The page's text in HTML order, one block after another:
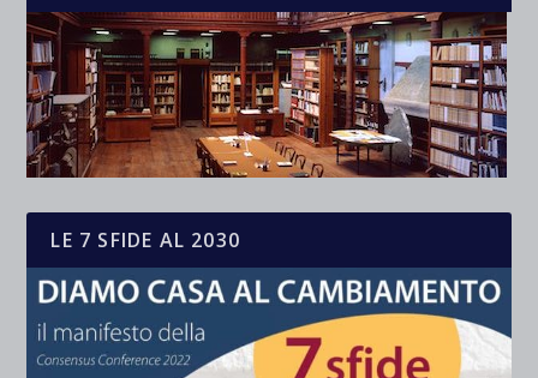
LE 7 SFIDE AL 2030